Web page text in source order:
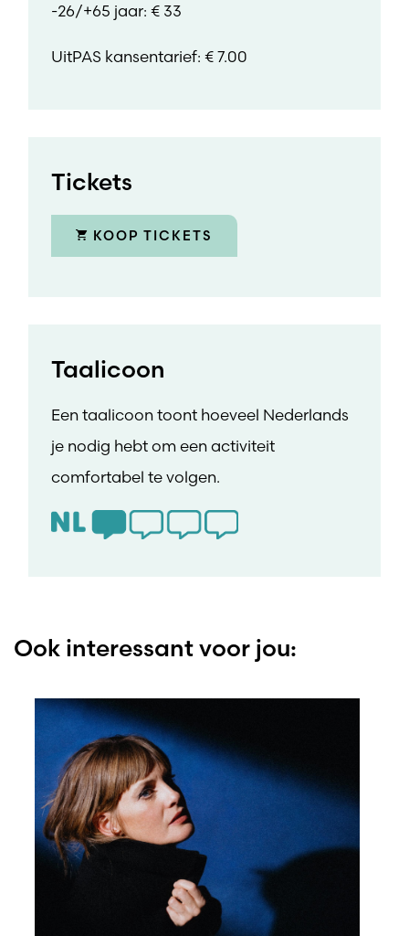
-26/+65 jaar: € 33
UitPAS kansentarief: € 7.00
Tickets
KOOP TICKETS
Taalicoon
Een taalicoon toont hoeveel Nederlands
je nodig hebt om een activiteit
comfortabel te volgen.
Ook interessant voor jou: